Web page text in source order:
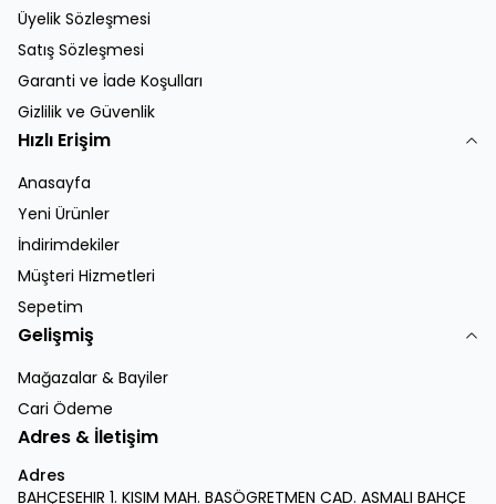
Üyelik Sözleşmesi
Satış Sözleşmesi
Garanti ve İade Koşulları
Gizlilik ve Güvenlik
Hızlı Erişim
Anasayfa
Yeni Ürünler
İndirimdekiler
Müşteri Hizmetleri
Sepetim
Gelişmiş
Mağazalar & Bayiler
Cari Ödeme
Adres & İletişim
Adres
BAHÇESEHIR 1. KISIM MAH. BASÖGRETMEN CAD. ASMALI BAHÇE